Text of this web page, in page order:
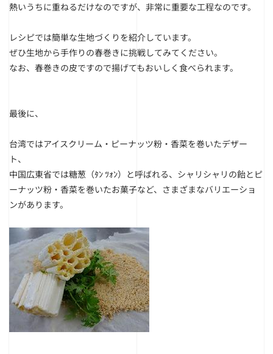
熱いうちに重ねるだけなのですが、非常に重要な工程なのです。
レシピでは簡単な生地づくりを紹介しています。
ぜひ生地から手作りの春巻きに挑戦してみてください。
なお、春巻きの皮ですので揚げてもおいしく食べられます。
最後に、
台湾ではアイスクリーム・ピーナッツ粉・香菜を巻いたデザー
ト、
中国広東省では糖葱（ﾀﾝ ﾂｫﾝ）と呼ばれる、シャリシャリの飴とピ
ーナッツ粉・香菜を巻いたお菓子など、さまざまなバリエーショ
ンがあります。